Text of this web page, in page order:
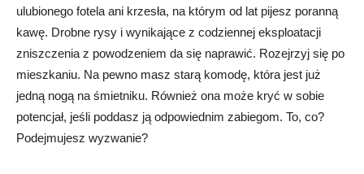
ulubionego fotela ani krzesła, na którym od lat pijesz poranną
kawę. Drobne rysy i wynikające z codziennej eksploatacji
zniszczenia z powodzeniem da się naprawić. Rozejrzyj się po
mieszkaniu. Na pewno masz starą komodę, która jest już
jedną nogą na śmietniku. Również ona może kryć w sobie
potencjał, jeśli poddasz ją odpowiednim zabiegom. To, co?
Podejmujesz wyzwanie?